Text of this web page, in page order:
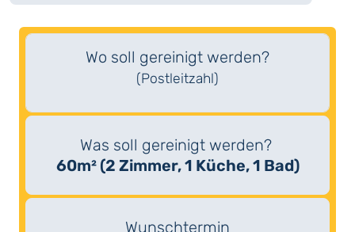
Wo soll gereinigt werden?
(Postleitzahl)
Was soll gereinigt werden?
60m² (2 Zimmer, 1 Küche, 1 Bad)
Wunschtermin